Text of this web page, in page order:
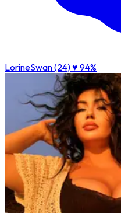
LorineSwan (24)♥ 94%